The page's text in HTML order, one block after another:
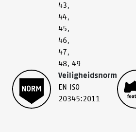
43,
44,
45,
46,
47,
48, 49
Veiligheidsnorm
EN ISO
20345:2011